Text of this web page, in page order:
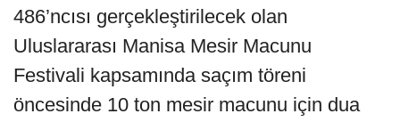
486’ncısı gerçekleştirilecek olan
Uluslararası Manisa Mesir Macunu
Festivali kapsamında saçım töreni
öncesinde 10 ton mesir macunu için dua